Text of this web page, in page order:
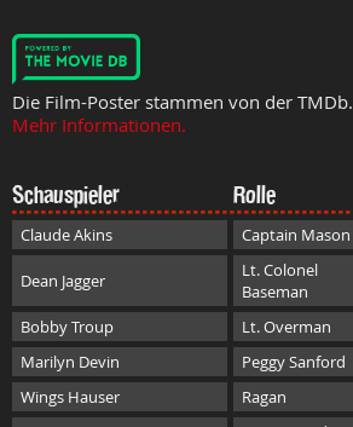
Die Film-Poster stammen von der TMDb.
Mehr Informationen.
Schauspieler Rolle
Claude Akins Captain Mason
Dean Jagger
Lt. Colonel
Baseman
Bobby Troup Lt. Overman
Marilyn Devin
Peggy Sanford
Wings Hauser
Ragan